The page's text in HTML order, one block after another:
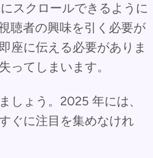
スクロールできるように
聴者の興味を引く必要が
座に伝える必要がありま
ってしまいます。
しょう。2025 年には、
ぐに注目を集めなけれ